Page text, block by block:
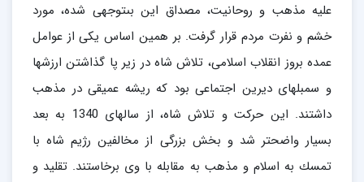
عليه مذهب و روحانيت، مصداق اين بى‏توجهى شده، مورد
خشم و نفرت مردم قرار گرفت. بر همين اساس يكى از عوامل
عمده بروز انقلاب اسلامى، تلاش شاه در زير پا گذاشتن ارزشها
و سمبلهاى ديرين اجتماعى بود كه ريشه عميقى در مذهب
داشتند. اين حركت و تلاش شاه، از سالهاى 1340 به بعد
بسيار واضح‏تر شد و بخش بزرگى از مخالفين رژيم شاه با
تمسك به اسلام و مذهب به مقابله با وى برخاستند. تقليد و